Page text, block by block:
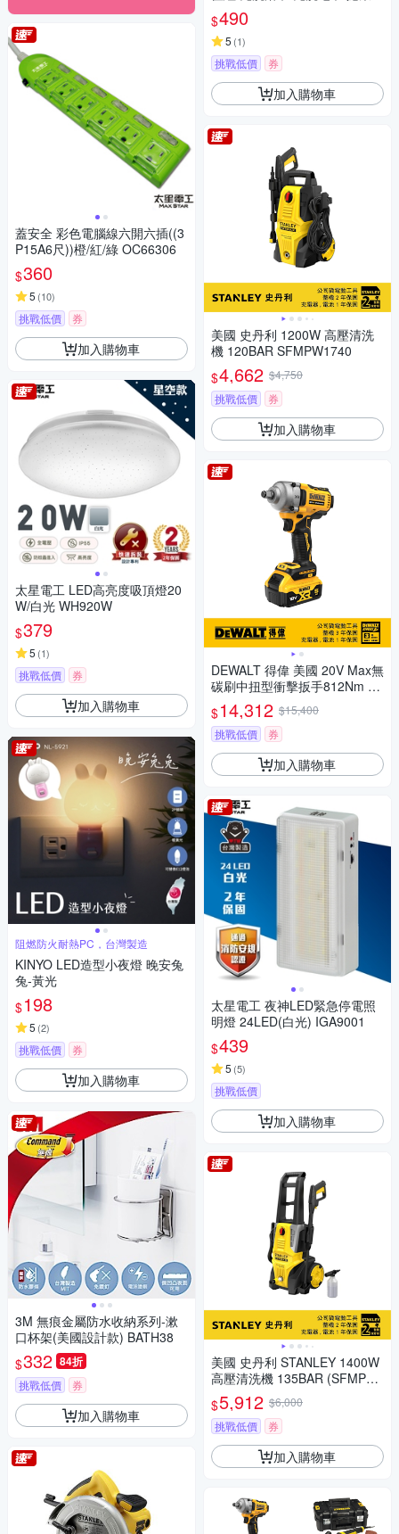
蓋安全 彩色電腦線六開六插((3
P15A6尺))橙/紅/綠 OC66306
$360
5 (10)
挑戰低價 券
加入購物車
太星電工 LED高亮度吸頂燈20
W/白光 WH920W
$379
5 (1)
挑戰低價 券
加入購物車
阻燃防火耐熱PC，台灣製造
KINYO LED造型小夜燈 晚安兔
兔-黃光
$198
5 (2)
挑戰低價 券
加入購物車
3M 無痕金屬防水收納系列-漱
口杯架(美國設計款) BATH38
$332 84折
挑戰低價 券
加入購物車
毛巾
$490
5 (1)
挑戰低價 券
加入購物車
美國 史丹利 1200W 高壓清洗
機 120BAR SFMPW1740
$4,662 $4,750
挑戰低價
券
加入購物車
DEWALT 得偉 美國 20V Max無
碳刷中扭型衝擊扳手812Nm (D
CF891P2T)
$14,312 $15,400
挑戰低價
券
加入購物車
太星電工 夜神LED緊急停電照
明燈 24LED(白光) IGA9001
$439
5 (5)
挑戰低價
加入購物車
美國 史丹利 STANLEY 1400W
高壓清洗機 135BAR (SFMPW
2000)
$5,912 $6,000
挑戰低價
券
加入購物車